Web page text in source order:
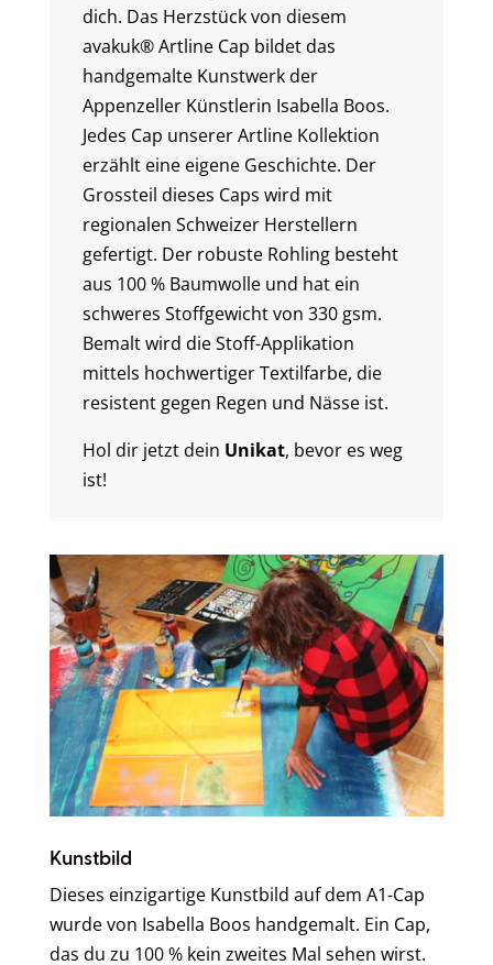
dich. Das Herzstück von diesem
avakuk® Artline Cap bildet das
handgemalte Kunstwerk der
Appenzeller Künstlerin Isabella Boos.
Jedes Cap unserer Artline Kollektion
erzählt eine eigene Geschichte. Der
Grossteil dieses Caps wird mit
regionalen Schweizer Herstellern
gefertigt. Der robuste Rohling besteht
aus 100 % Baumwolle und hat ein
schweres Stoffgewicht von 330 gsm.
Bemalt wird die Stoff-Applikation
mittels hochwertiger Textilfarbe, die
resistent gegen Regen und Nässe ist.
Hol dir jetzt dein Unikat, bevor es weg
ist!
Kunstbild
Dieses einzigartige Kunstbild auf dem A1-Cap
wurde von Isabella Boos handgemalt. Ein Cap,
das du zu 100 % kein zweites Mal sehen wirst.